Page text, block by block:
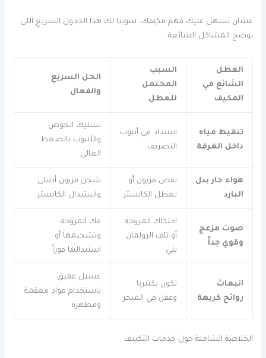
عشان نسهل عليك فهم مكيفك، سوينا لك هذا الجدول السريع اللي
يوضح المشاكل الشائعة:
العطل
الشائع في
المكيف
السبب
المحتمل
للعطل
الحل السريع
والفعال
تنقيط مياه
داخل الغرفة
انسداد في أنبوب
التصريف
تسليك الحوض
والأنبوب بالضغط
العالي
هواء حار بدل
البارد
نقص فريون أو
تعطل الكابستر
شحن فريون أصلي
واستبدال الكابستر
صوت مزعج
وقوي جداً
احتكاك المروحة
أو تلف الرولمان
بلي
فك المروحة
وتشحيمها أو
استبدالها فوراً
انبعاث
روائح كريهة
تكون بكتيريا
وعفن في المبخر
غسيل عميق
باستخدام مواد معقمة
ومطهرة
الخلاصة الشاملة حول خدمات التكييف